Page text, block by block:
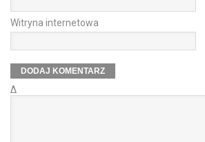
Witryna internetowa
Δ